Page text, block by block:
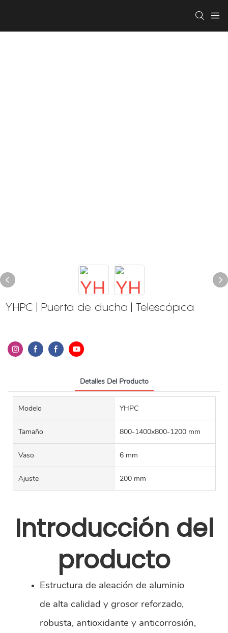
YHPC | Puerta de ducha | Telescópica
Detalles Del Producto
Modelo YHPC
Tamaño 800-1400x800-1200 mm
Vaso 6 mm
Ajuste 200 mm
Introducción del
producto
Estructura de aleación de aluminio
de alta calidad y grosor reforzado,
robusta, antioxidante y anticorrosión,